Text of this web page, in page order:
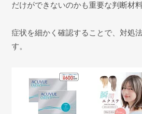
だけができないのかも重要な判断材料
症状を細かく確認することで、対処
す。